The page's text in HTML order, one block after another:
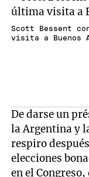
Scott Bessent
visita a Buenos
De darse un
la Argentina y
respiro
elecciones
en el